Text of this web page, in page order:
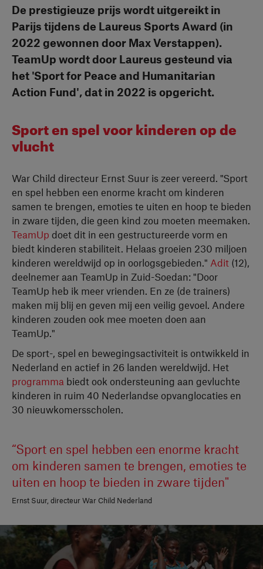
De prestigieuze prijs wordt uitgereikt in
Parijs tijdens de Laureus Sports Award (in
2022 gewonnen door Max Verstappen).
TeamUp wordt door Laureus gesteund via
het 'Sport for Peace and Humanitarian
Action Fund', dat in 2022 is opgericht.
Sport en spel voor kinderen op de
vlucht
War Child directeur Ernst Suur is zeer vereerd. "Sport
en spel hebben een enorme kracht om kinderen
samen te brengen, emoties te uiten en hoop te bieden
in zware tijden, die geen kind zou moeten meemaken.
TeamUp doet dit in een gestructureerde vorm en
biedt kinderen stabiliteit. Helaas groeien 230 miljoen
kinderen wereldwijd op in oorlogsgebieden." Adit (12),
deelnemer aan TeamUp in Zuid-Soedan: "Door
TeamUp heb ik meer vrienden. En ze (de trainers)
maken mij blij en geven mij een veilig gevoel. Andere
kinderen zouden ook mee moeten doen aan
TeamUp."
De sport-, spel en bewegingsactiviteit is ontwikkeld in
Nederland en actief in 26 landen wereldwijd. Het
programma biedt ook ondersteuning aan gevluchte
kinderen in ruim 40 Nederlandse opvanglocaties en
30 nieuwkomersscholen.
“Sport en spel hebben een enorme kracht
om kinderen samen te brengen, emoties te
uiten en hoop te bieden in zware tijden"
Ernst Suur, directeur War Child Nederland